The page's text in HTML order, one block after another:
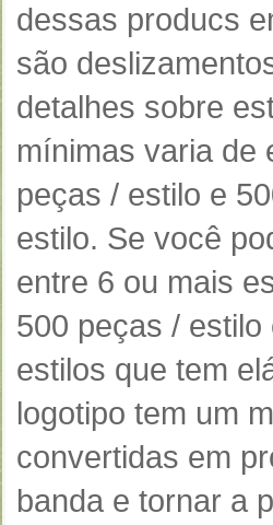
dessas producs
são
detalhes sobre
mínimas varia de
peças / estilo e
estilo. Se você
entre 6 ou mais
500 peças /
estilos que tem
logotipo tem um
convertidas em
banda e tornar a